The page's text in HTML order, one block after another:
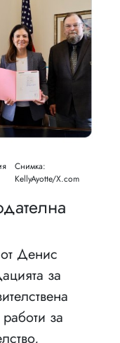
Снимка:
KellyAyotte/X.com
от Денис
за
за